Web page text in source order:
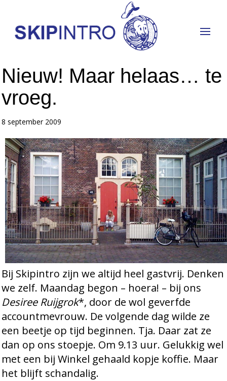
Nieuw! Maar helaas… te
vroeg.
8 september 2009
Bij Skipintro zijn we altijd heel gastvrij. Denken
we zelf. Maandag begon – hoera! – bij ons
Desiree Ruijgrok*, door de wol geverfde
accountmevrouw. De volgende dag wilde ze
een beetje op tijd beginnen. Tja. Daar zat ze
dan op ons stoepje. Om 9.13 uur. Gelukkig wel
met een bij Winkel gehaald kopje koffie. Maar
het blijft schandalig.